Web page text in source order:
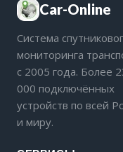
Car-Online
Система
мониторинга
с 2005 года. Более
000 подключённых
устройств по всей
и миру.